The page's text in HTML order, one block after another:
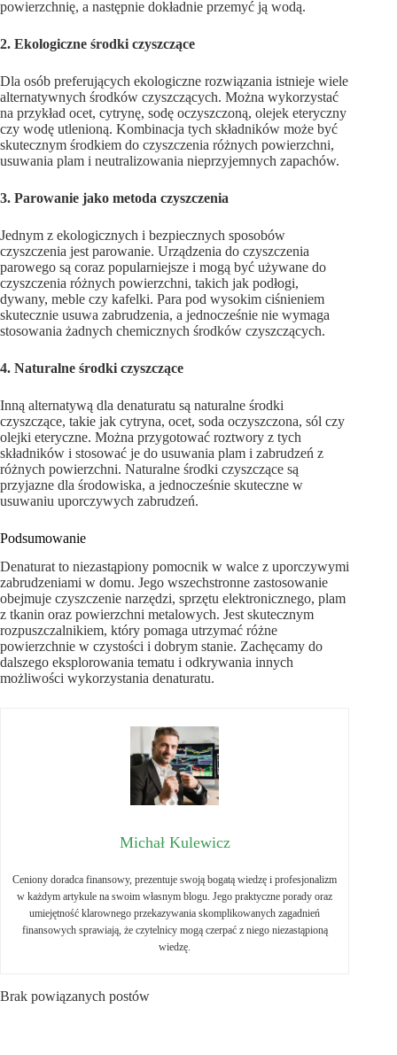
powierzchnię, a następnie dokładnie przemyć ją wodą.
2. Ekologiczne środki czyszczące
Dla osób preferujących ekologiczne rozwiązania istnieje wiele
alternatywnych środków czyszczących. Można wykorzystać
na przykład ocet, cytrynę, sodę oczyszczoną, olejek eteryczny
czy wodę utlenioną. Kombinacja tych składników może być
skutecznym środkiem do czyszczenia różnych powierzchni,
usuwania plam i neutralizowania nieprzyjemnych zapachów.
3. Parowanie jako metoda czyszczenia
Jednym z ekologicznych i bezpiecznych sposobów
czyszczenia jest parowanie. Urządzenia do czyszczenia
parowego są coraz popularniejsze i mogą być używane do
czyszczenia różnych powierzchni, takich jak podłogi,
dywany, meble czy kafelki. Para pod wysokim ciśnieniem
skutecznie usuwa zabrudzenia, a jednocześnie nie wymaga
stosowania żadnych chemicznych środków czyszczących.
4. Naturalne środki czyszczące
Inną alternatywą dla denaturatu są naturalne środki
czyszczące, takie jak cytryna, ocet, soda oczyszczona, sól czy
olejki eteryczne. Można przygotować roztwory z tych
składników i stosować je do usuwania plam i zabrudzeń z
różnych powierzchni. Naturalne środki czyszczące są
przyjazne dla środowiska, a jednocześnie skuteczne w
usuwaniu uporczywych zabrudzeń.
Podsumowanie
Denaturat to niezastąpiony pomocnik w walce z uporczywymi
zabrudzeniami w domu. Jego wszechstronne zastosowanie
obejmuje czyszczenie narzędzi, sprzętu elektronicznego, plam
z tkanin oraz powierzchni metalowych. Jest skutecznym
rozpuszczalnikiem, który pomaga utrzymać różne
powierzchnie w czystości i dobrym stanie. Zachęcamy do
dalszego eksplorowania tematu i odkrywania innych
możliwości wykorzystania denaturatu.
Michał Kulewicz
Ceniony doradca finansowy, prezentuje swoją bogatą wiedzę i profesjonalizm
w każdym artykule na swoim własnym blogu. Jego praktyczne porady oraz
umiejętność klarownego przekazywania skomplikowanych zagadnień
finansowych sprawiają, że czytelnicy mogą czerpać z niego niezastąpioną
wiedzę.
Brak powiązanych postów